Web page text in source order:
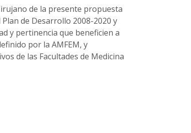
de la presente propuesta
de Desarrollo 2008-2020 y
y pertinencia que beneficien a
por la AMFEM, y
de las Facultades de Medicina